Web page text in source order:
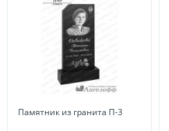
Памятник из гранита П-3